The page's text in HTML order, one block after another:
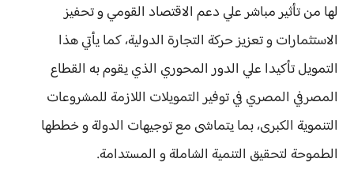
لها من تأثير مباشر علي دعم الاقتصاد القومي و تحفيز
الاستثمارات و تعزيز حركة التجارة الدولية، كما يأتي هذا
التمويل تأكيدا علي الدور المحوري الذي يقوم به القطاع
المصرفي المصري في توفير التمويلات اللازمة للمشروعات
التنموية الكبرى، بما يتماشى مع توجيهات الدولة و خططها
الطموحة لتحقيق التنمية الشاملة و المستدامة.